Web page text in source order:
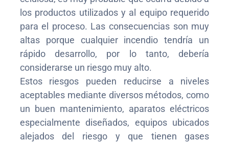
los productos utilizados y al equipo requerido
para el proceso. Las consecuencias son muy
altas porque cualquier incendio tendría un
rápido desarrollo, por lo tanto, debería
considerarse un riesgo muy alto.
Estos riesgos pueden reducirse a niveles
aceptables mediante diversos métodos, como
un buen mantenimiento, aparatos eléctricos
especialmente diseñados, equipos ubicados
alejados del riesgo y que tienen gases